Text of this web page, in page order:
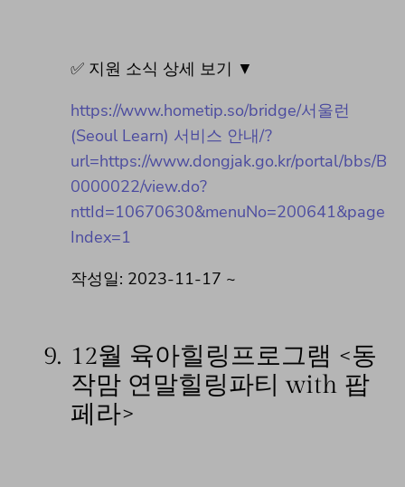
✅ 지원 소식 상세 보기 ▼
https://www.hometip.so/bridge/서울런
(Seoul Learn) 서비스 안내/?
url=https://www.dongjak.go.kr/portal/bbs/B
0000022/view.do?
nttId=10670630&menuNo=200641&page
Index=1
작성일: 2023-11-17 ~
9. 12월 육아힐링프로그램 <동
작맘 연말힐링파티 with 팝
페라>